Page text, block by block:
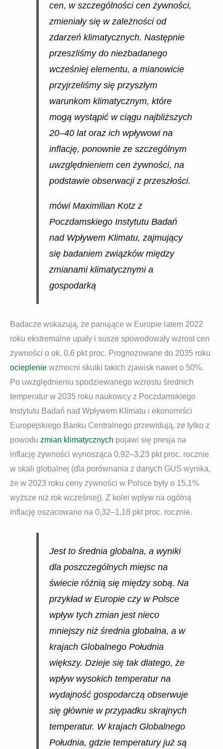
cen, w szczególności cen żywności,
zmieniały się w zależności od
zdarzeń klimatycznych. Następnie
przeszliśmy do niezbadanego
wcześniej elementu, a mianowicie
przyjrzeliśmy się przyszłym
warunkom klimatycznym, które
mogą wystąpić w ciągu najbliższych
20–40 lat oraz ich wpływowi na
inflację, ponownie ze szczególnym
uwzględnieniem cen żywności, na
podstawie obserwacji z przeszłości.
mówi Maximilian Kotz z
Poczdamskiego Instytutu Badań
nad Wpływem Klimatu, zajmujący
się badaniem związków między
zmianami klimatycznymi a
gospodarką
Badacze wskazują, że panujące w Europie latem 2022
roku ekstremalne upały i susze spowodowały wzrost cen
żywności o ok. 0,6 pkt proc. Prognozowane do 2035 roku
ocieplenie wzmocni skutki takich zjawisk nawet o 50%.
Po uwzględnieniu spodziewanego wzrostu średnich
temperatur w 2035 roku naukowcy z Poczdamskiego
Instytutu Badań nad Wpływem Klimatu i ekonomiści
Europejskiego Banku Centralnego przewidują, że tylko z
powodu zmian klimatycznych pojawi się presja na
inflację żywności wynosząca 0,92–3,23 pkt proc. rocznie
w skali globalnej (dla porównania z danych GUS wynika,
że w 2023 roku ceny żywności w Polsce były o 15,1%
wyższe niż rok wcześniej). Z kolei wpływ na ogólną
inflację oszacowano na 0,32–1,18 pkt proc. rocznie.
Jest to średnia globalna, a wyniki
dla poszczególnych miejsc na
świecie różnią się między sobą. Na
przykład w Europie czy w Polsce
wpływ tych zmian jest nieco
mniejszy niż średnia globalna, a w
krajach Globalnego Południa
większy. Dzieje się tak dlatego, że
wpływ wysokich temperatur na
wydajność gospodarczą obserwuje
się głównie w przypadku skrajnych
temperatur. W krajach Globalnego
Południa, gdzie temperatury już są